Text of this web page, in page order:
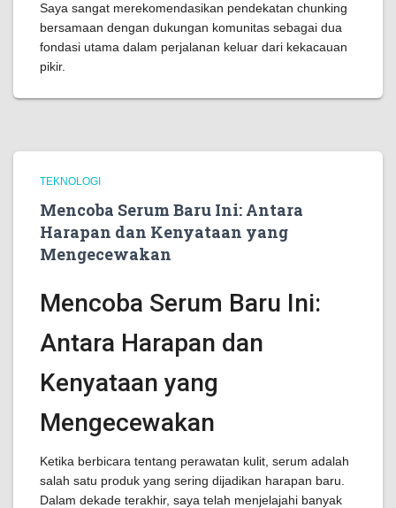
Saya sangat merekomendasikan pendekatan chunking
bersamaan dengan dukungan komunitas sebagai dua
fondasi utama dalam perjalanan keluar dari kekacauan
pikir.
TEKNOLOGI
Mencoba Serum Baru Ini: Antara
Harapan dan Kenyataan yang
Mengecewakan
Mencoba Serum Baru Ini:
Antara Harapan dan
Kenyataan yang
Mengecewakan
Ketika berbicara tentang perawatan kulit, serum adalah
salah satu produk yang sering dijadikan harapan baru.
Dalam dekade terakhir, saya telah menjelajahi banyak